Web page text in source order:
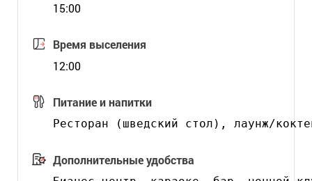
15:00
Время выселения
12:00
Питание и напитки
Дополнительные удобства